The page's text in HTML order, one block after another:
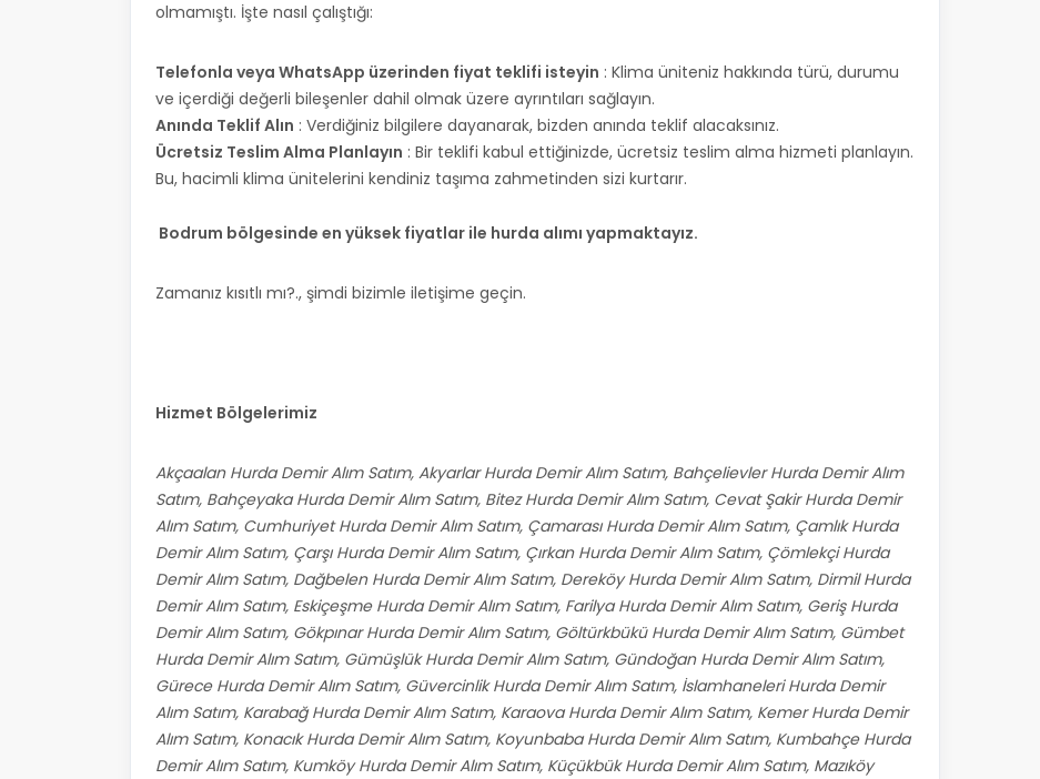
olmamıştı. İşte nasıl çalıştığı:
Telefonla veya WhatsApp üzerinden fiyat teklifi isteyin : Klima üniteniz hakkında türü, durumu
ve içerdiği değerli bileşenler dahil olmak üzere ayrıntıları sağlayın.
Anında Teklif Alın : Verdiğiniz bilgilere dayanarak, bizden anında teklif alacaksınız.
Ücretsiz Teslim Alma Planlayın : Bir teklifi kabul ettiğinizde, ücretsiz teslim alma hizmeti planlayın.
Bu, hacimli klima ünitelerini kendiniz taşıma zahmetinden sizi kurtarır.
Bodrum bölgesinde en yüksek fiyatlar ile hurda alımı yapmaktayız.
Zamanız kısıtlı mı?., şimdi bizimle iletişime geçin.
Hizmet Bölgelerimiz
Akçaalan Hurda Demir Alım Satım, Akyarlar Hurda Demir Alım Satım, Bahçelievler Hurda Demir Alım
Satım, Bahçeyaka Hurda Demir Alım Satım, Bitez Hurda Demir Alım Satım, Cevat Şakir Hurda Demir
Alım Satım, Cumhuriyet Hurda Demir Alım Satım, Çamarası Hurda Demir Alım Satım, Çamlık Hurda
Demir Alım Satım, Çarşı Hurda Demir Alım Satım, Çırkan Hurda Demir Alım Satım, Çömlekçi Hurda
Demir Alım Satım, Dağbelen Hurda Demir Alım Satım, Dereköy Hurda Demir Alım Satım, Dirmil Hurda
Demir Alım Satım, Eskiçeşme Hurda Demir Alım Satım, Farilya Hurda Demir Alım Satım, Geriş Hurda
Demir Alım Satım, Gökpınar Hurda Demir Alım Satım, Göltürkbükü Hurda Demir Alım Satım, Gümbet
Hurda Demir Alım Satım, Gümüşlük Hurda Demir Alım Satım, Gündoğan Hurda Demir Alım Satım,
Gürece Hurda Demir Alım Satım, Güvercinlik Hurda Demir Alım Satım, İslamhaneleri Hurda Demir
Alım Satım, Karabağ Hurda Demir Alım Satım, Karaova Hurda Demir Alım Satım, Kemer Hurda Demir
Alım Satım, Konacık Hurda Demir Alım Satım, Koyunbaba Hurda Demir Alım Satım, Kumbahçe Hurda
Demir Alım Satım, Kumköy Hurda Demir Alım Satım, Küçükbük Hurda Demir Alım Satım, Mazıköy